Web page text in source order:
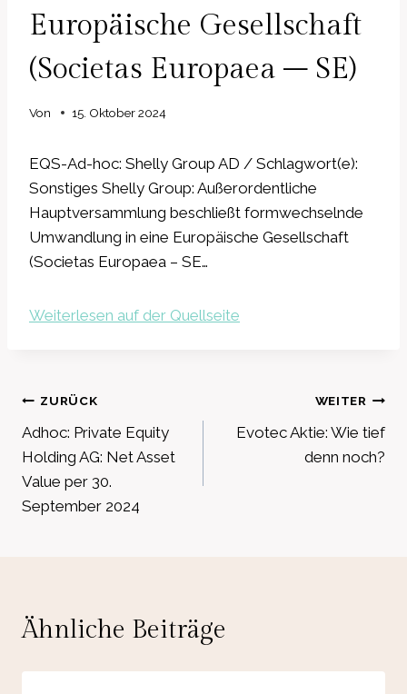
Europäische Gesellschaft
(Societas Europaea – SE)
Von 15. Oktober 2024
EQS-Ad-hoc: Shelly Group AD / Schlagwort(e):
Sonstiges Shelly Group: Außerordentliche
Hauptversammlung beschließt formwechselnde
Umwandlung in eine Europäische Gesellschaft
(Societas Europaea – SE…
Weiterlesen auf der Quellseite
Beitragsnavigation
ZURÜCK
Adhoc: Private Equity
Holding AG: Net Asset
Value per 30.
September 2024
WEITER
Evotec Aktie: Wie tief
denn noch?
Ähnliche Beiträge